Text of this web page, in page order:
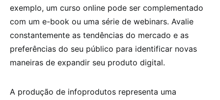
exemplo, um curso online pode ser complementado
com um e-book ou uma série de webinars. Avalie
constantemente as tendências do mercado e as
preferências do seu público para identificar novas
maneiras de expandir seu produto digital.
A produção de infoprodutos representa uma